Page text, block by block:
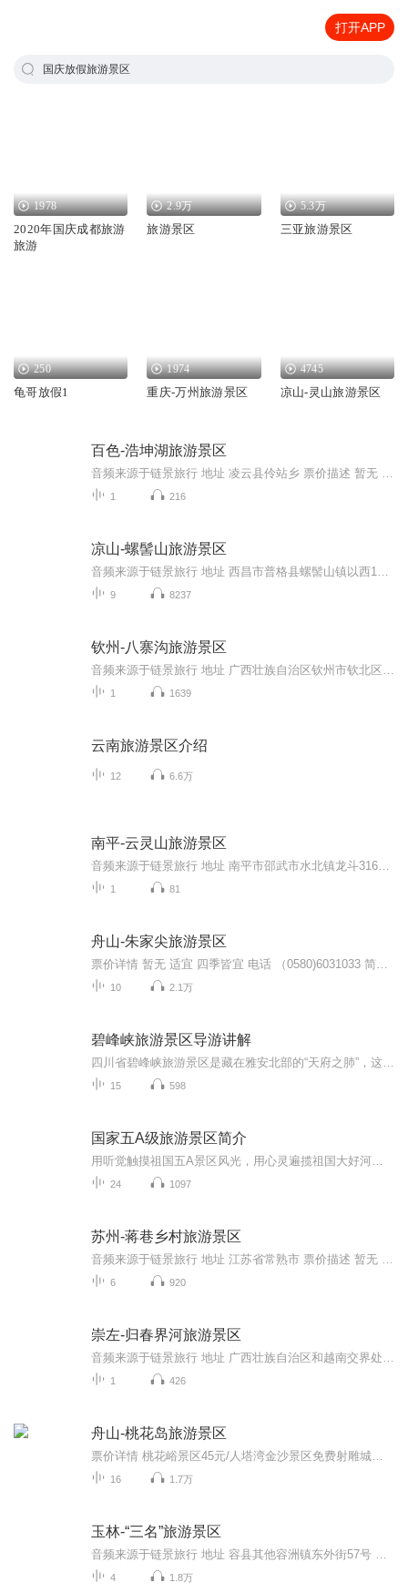
打开APP
国庆放假旅游景区
1978
2020年国庆成都旅游
旅游
2.9万
旅游景区
5.3万
三亚旅游景区
250
龟哥放假1
1974
重庆-万州旅游景区
4745
凉山-灵山旅游景区
百色-浩坤湖旅游景区
1 216
凉山-螺髻山旅游景区
9 8237
钦州-八寨沟旅游景区
1 1639
云南旅游景区介绍
12 6.6万
南平-云灵山旅游景区
1 81
舟山-朱家尖旅游景区
10 2.1万
碧峰峡旅游景区导游讲解
15 598
国家五A级旅游景区简介
24 1097
苏州-蒋巷乡村旅游景区
6 920
崇左-归春界河旅游景区
1 426
舟山-桃花岛旅游景区
16 1.7万
玉林-“三名”旅游景区
4 1.8万